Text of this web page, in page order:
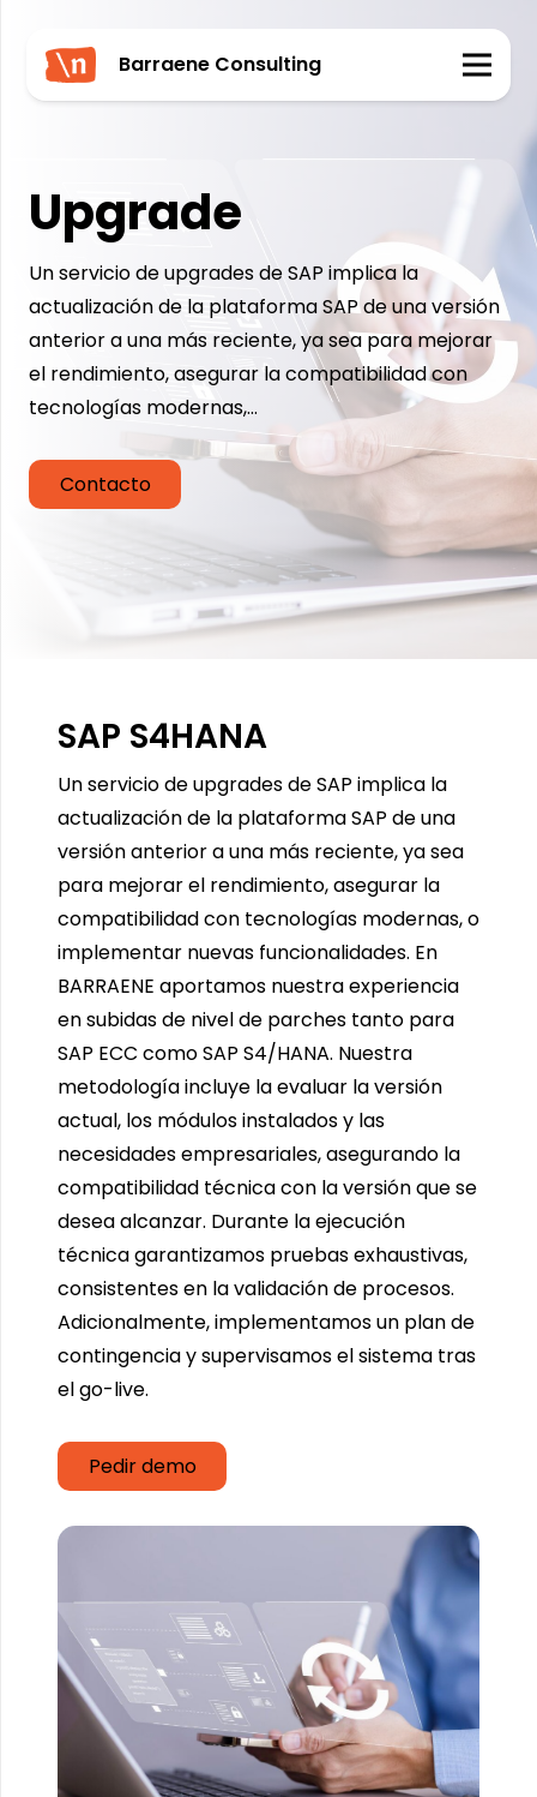
Barraene Consulting
Upgrade
Un servicio de upgrades de SAP implica la
actualización de la plataforma SAP de una versión
anterior a una más reciente, ya sea para mejorar
el rendimiento, asegurar la compatibilidad con
tecnologías modernas,…
Contacto
SAP S4HANA
Un servicio de upgrades de SAP implica la
actualización de la plataforma SAP de una
versión anterior a una más reciente, ya sea
para mejorar el rendimiento, asegurar la
compatibilidad con tecnologías modernas, o
implementar nuevas funcionalidades. En
BARRAENE aportamos nuestra experiencia
en subidas de nivel de parches tanto para
SAP ECC como SAP S4/HANA. Nuestra
metodología incluye la evaluar la versión
actual, los módulos instalados y las
necesidades empresariales, asegurando la
compatibilidad técnica con la versión que se
desea alcanzar. Durante la ejecución
técnica garantizamos pruebas exhaustivas,
consistentes en la validación de procesos.
Adicionalmente, implementamos un plan de
contingencia y supervisamos el sistema tras
el go-live.
Pedir demo